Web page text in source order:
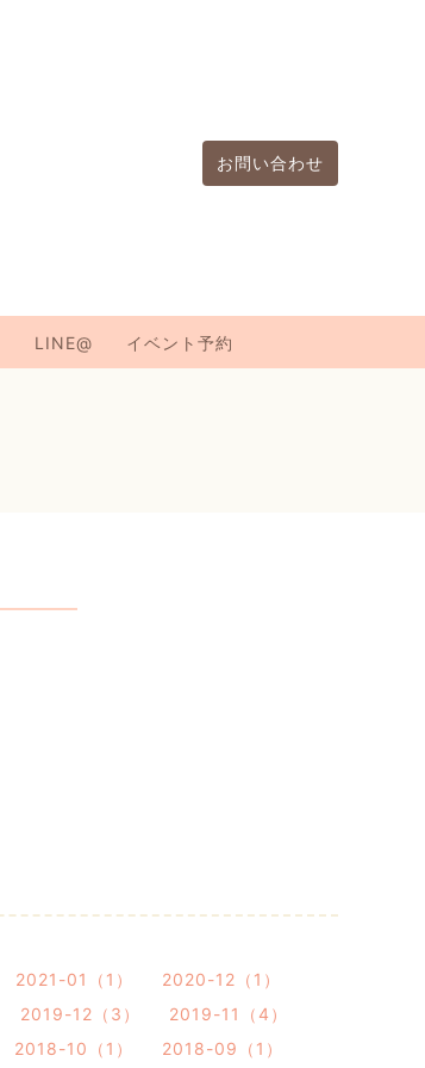
お問い合わせ
LINE@ イベント予約
2021-01（1）
2020-12（1）
2019-12（3）
2019-11（4）
2018-10（1）
2018-09（1）